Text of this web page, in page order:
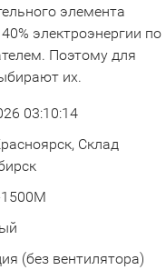
элемента
электроэнергии по
Поэтому для
их.
03:10:14
Склад
1500M
(без вентилятора)